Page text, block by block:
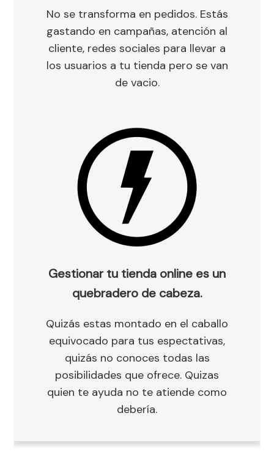
No se transforma en pedidos. Estás
gastando en campañas, atención al
cliente, redes sociales para llevar a
los usuarios a tu tienda pero se van
de vacio.
Gestionar tu tienda online es un
quebradero de cabeza.
Quizás estas montado en el caballo
equivocado para tus espectativas,
quizás no conoces todas las
posibilidades que ofrece. Quizas
quien te ayuda no te atiende como
debería.